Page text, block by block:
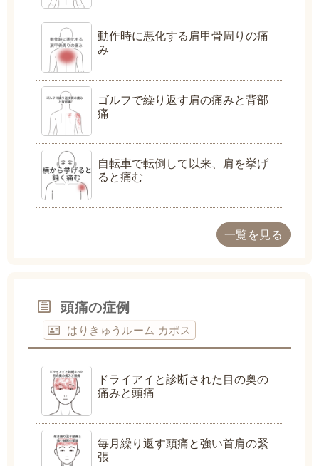
動作時に悪化する肩甲骨周りの痛
み
ゴルフで繰り返す肩の痛みと背部
痛
自転車で転倒して以来、肩を挙げ
ると痛む
一覧を見る
頭痛の症例
はりきゅうルーム カポス
ドライアイと診断された目の奥の
痛みと頭痛
毎月繰り返す頭痛と強い首肩の緊
張